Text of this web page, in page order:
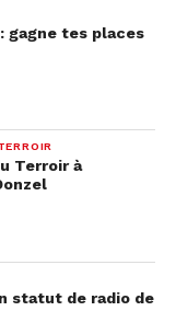
gagne tes places
Terroir à
statut de radio de